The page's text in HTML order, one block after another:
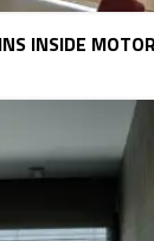
INSIDE